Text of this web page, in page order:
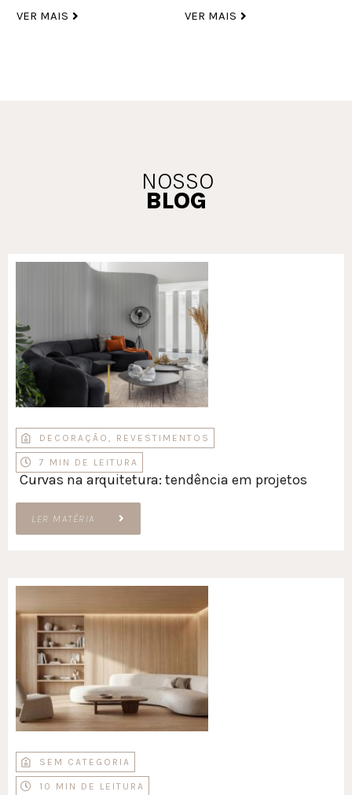
VER MAIS VER MAIS
NOSSO
BLOG
DECORAÇÃO REVESTIMENTOS
7 MIN DE LEITURA
Curvas na arquitetura: tendência em projetos
LER MATÉRIA
SEM CATEGORIA
10 MIN DE LEITURA